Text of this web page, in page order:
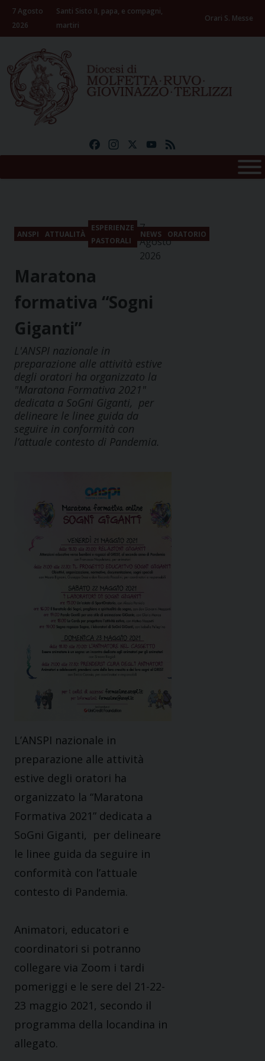
Skip
content
7 Agosto
2026
Santi Sisto II, papa, e compagni,
martiri
Orari S. Messe
FacebookInstagramYouTube
ANSPI ATTUALITÀ
ESPERIENZE
PASTORALI
NEWS ORATORIO
7
Agosto
2026
Maratona
formativa “Sogni
Giganti”
L'ANSPI nazionale in
preparazione alle attività estive
degli oratori ha organizzato la
"Maratona Formativa 2021"
dedicata a SoGni Giganti,​ per
delineare le linee guida da
seguire in conformità con
l’attuale contesto di Pandemia.
L’ANSPI nazionale in
preparazione alle attività
estive degli oratori ha
organizzato la “Maratona
Formativa 2021” dedicata a
SoGni Giganti,​ per delineare
le linee guida da seguire in
conformità con l’attuale
contesto di Pandemia.
Animatori, educatori e
coordinatori si potranno
collegare via Zoom i tardi
pomeriggi e le sere del 21-22-
23 maggio 2021, secondo il
programma della locandina in
allegato.